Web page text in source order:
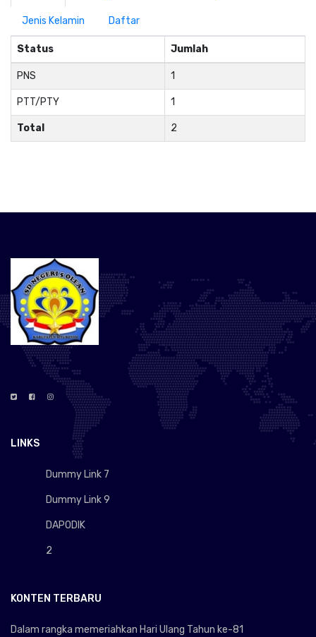
Jenis Kelamin Daftar
Status Jumlah
PNS 1
PTT/PTY 1
Total 2
LINKS
Dummy Link 7
Dummy Link 9
DAPODIK
2
KONTEN TERBARU
Dalam rangka memeriahkan Hari Ulang Tahun ke-81